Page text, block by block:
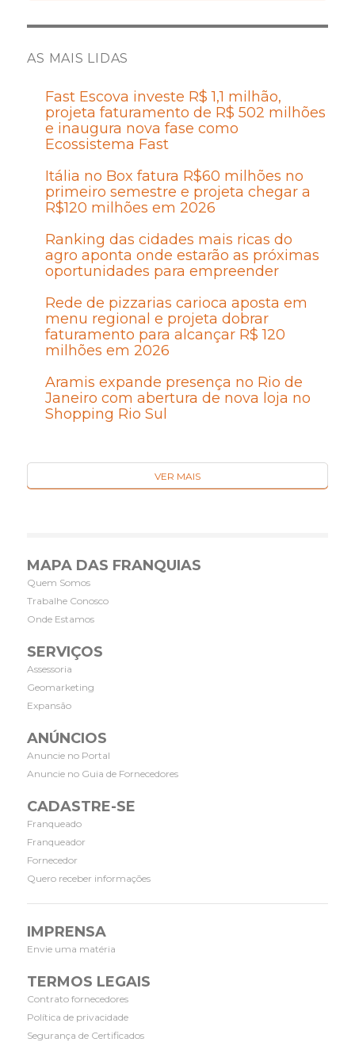
AS MAIS LIDAS
Fast Escova investe R$ 1,1 milhão,
projeta faturamento de R$ 502 milhões
e inaugura nova fase como
Ecossistema Fast
Itália no Box fatura R$60 milhões no
primeiro semestre e projeta chegar a
R$120 milhões em 2026
Ranking das cidades mais ricas do
agro aponta onde estarão as próximas
oportunidades para empreender
Rede de pizzarias carioca aposta em
menu regional e projeta dobrar
faturamento para alcançar R$ 120
milhões em 2026
Aramis expande presença no Rio de
Janeiro com abertura de nova loja no
Shopping Rio Sul
VER MAIS
MAPA DAS FRANQUIAS
Quem Somos
Trabalhe Conosco
Onde Estamos
SERVIÇOS
Assessoria
Geomarketing
Expansão
ANÚNCIOS
Anuncie no Portal
Anuncie no Guia de Fornecedores
CADASTRE-SE
Franqueado
Franqueador
Fornecedor
Quero receber informações
IMPRENSA
Envie uma matéria
TERMOS LEGAIS
Contrato fornecedores
Política de privacidade
Segurança de Certificados